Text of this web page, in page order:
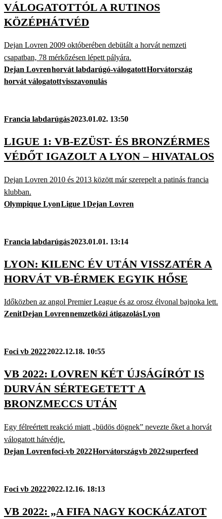
VÁLOGATOTTÓL A RUTINOS
KÖZÉPHÁTVÉD
Dejan Lovren 2009 októberében debütált a horvát nemzeti
csapatban, 78 mérkőzésen lépett pályára.
Dejan Lovrenhorvát labdarúgó-válogatottHorvátország
horvát válogatottvisszavonulás
Francia labdarúgás2023.01.02. 13:50
LIGUE 1: VB-EZÜST- ÉS BRONZÉRMES
VÉDŐT IGAZOLT A LYON – HIVATALOS
Dejan Lovren 2010 és 2013 között már szerepelt a patinás francia
klubban.
Olympique LyonLigue 1Dejan Lovren
Francia labdarúgás2023.01.01. 13:14
LYON: KILENC ÉV UTÁN VISSZATÉR A
HORVÁT VB-ÉRMEK EGYIK HŐSE
Időközben az angol Premier League és az orosz élvonal bajnoka lett.
ZenitDejan Lovrennemzetközi átigazolásLyon
Foci vb 20222022.12.18. 10:55
VB 2022: LOVREN KÉT ÚJSÁGÍRÓT IS
DURVÁN SÉRTEGETETT A
BRONZMECCS UTÁN
Egy félreértett reakció miatt „büdös dögnek” nevezte őket a horvát
válogatott hátvédje.
Dejan Lovrenfoci-vb 2022Horvátországvb 2022superfeed
Foci vb 20222022.12.16. 18:13
VB 2022: „A FIFA NAGY KOCKÁZATOT